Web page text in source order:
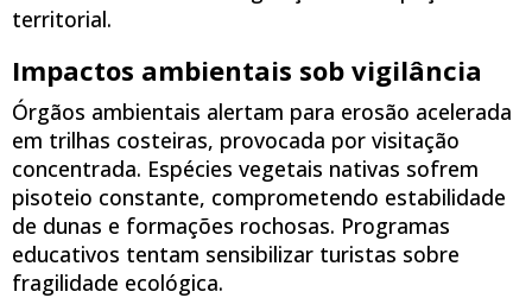
territorial.
Impactos ambientais sob vigilância
Órgãos ambientais alertam para erosão acelerada
em trilhas costeiras, provocada por visitação
concentrada. Espécies vegetais nativas sofrem
pisoteio constante, comprometendo estabilidade
de dunas e formações rochosas. Programas
educativos tentam sensibilizar turistas sobre
fragilidade ecológica.